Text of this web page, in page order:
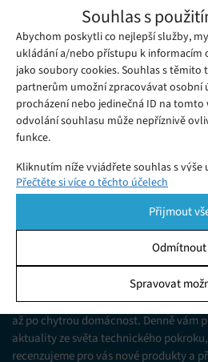
Souhlas s
Abychom poskytli co nejlepší služby,
ukládání a/nebo přístupu k informacím
jako soubory cookies. Souhlas s těmito
partnerům umožní zpracovávat osobní
procházení nebo jedinečná ID na tomto
odvolání souhlasu může nepříznivě
funkce.
Kliknutím níže vyjádřete souhlas s
podrobnější rozhodnutí. Vaše volby
pomocí přepínačů v Zásadách cookies
Spravovat souhlas ve spodní části
Ukládání a/nebo přístup k informacím
publiku prostřednictvím statistik
různých zdrojů.
Přečtěte si více o těchto účelech
Přijmout
Odmítnout
Spravovat
Srovnání IPL epilátorů
Středa 17. 06. 2026 Ivana
Chcete hladkou pokožku bez
IPL epilátorů vám usnadní výběr a
testů.
Jsme web zajímající se o technologické
od mobilních telefonů, přes domácí
až po chytrou domácnost. Denně vám
aktuality ze světa technického pokroku,
recenzujeme pro vás nové produkty a